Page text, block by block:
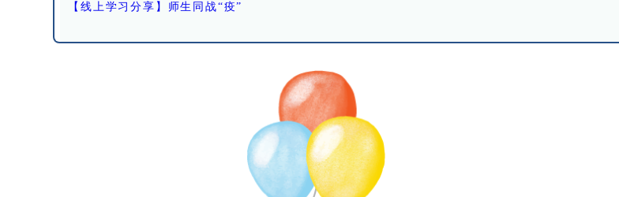
【线上学习分享】师生同战“疫”